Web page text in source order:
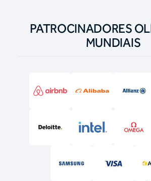
PATROCINADORES
MUNDIAIS